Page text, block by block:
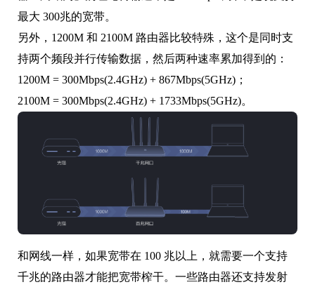
另外，1200M 和 2100M 路由器比较特殊，这个是同时支
持两个频段并行传输数据，然后两种速率累加得到的：
1200M = 300Mbps(2.4GHz) + 867Mbps(5GHz)；
2100M = 300Mbps(2.4GHz) + 1733Mbps(5GHz)。
和网线一样，如果宽带在 100 兆以上，就需要一个支持
千兆的路由器才能把宽带榨干。一些路由器还支持发射
2.4GHz 和 5GHz 的 WIFI 信号。可以把路由器想象成一